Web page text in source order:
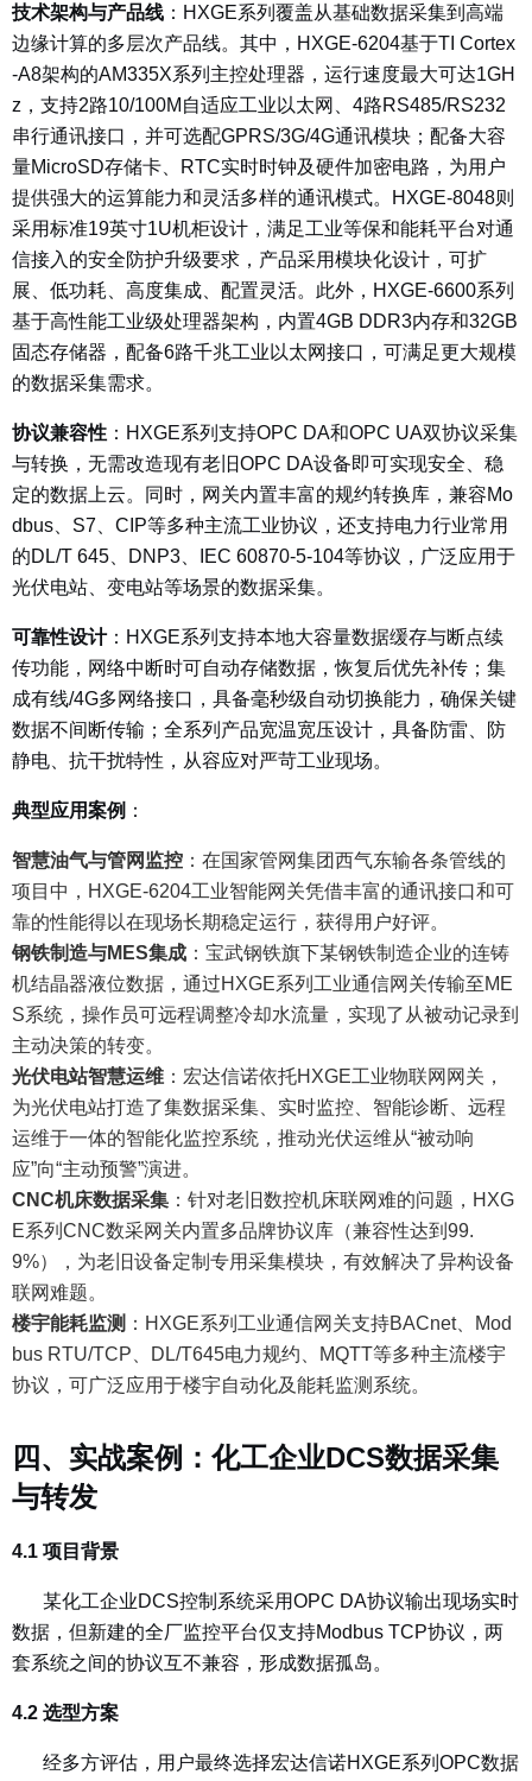
技术架构与产品线 ： HXGE系列覆盖从基础数据采集到高端
边缘计算的多层次产品线。其中，HXGE-6204基于TI Cortex
-A8架构的AM335X系列主控处理器，运行速度最大可达1GH
z，支持2路10/100M自适应工业以太网、4路RS485/RS232
串行通讯接口，并可选配GPRS/3G/4G通讯模块；配备大容
量MicroSD存储卡、RTC实时时钟及硬件加密电路，为用户
提供强大的运算能力和灵活多样的通讯模式。HXGE-8048则
采用标准19英寸1U机柜设计，满足工业等保和能耗平台对通
信接入的安全防护升级要求，产品采用模块化设计，可扩
展、低功耗、高度集成、配置灵活。此外，HXGE-6600系列
基于高性能工业级处理器架构，内置4GB DDR3内存和32GB
固态存储器，配备6路千兆工业以太网接口，可满足更大规模
的数据采集需求。
协议兼容性 ： HXGE系列支持OPC DA和OPC UA双协议采集
与转换，无需改造现有老旧OPC DA设备即可实现安全、稳
定的数据上云。同时，网关内置丰富的规约转换库，兼容Mo
dbus、S7、CIP等多种主流工业协议，还支持电力行业常用
的DL/T 645、DNP3、IEC 60870-5-104等协议，广泛应用于
光伏电站、变电站等场景的数据采集。
可靠性设计： HXGE系列支持本地大容量数据缓存与断点续
传功能，网络中断时可自动存储数据，恢复后优先补传；集
成有线/4G多网络接口，具备毫秒级自动切换能力，确保关键
数据不间断传输；全系列产品宽温宽压设计，具备防雷、防
静电、抗干扰特性，从容应对严苛工业现场。
典型应用案例 ：
智慧油气与管网监控 ： 在国家管网集团西气东输各条管线的
项目中，HXGE-6204工业智能网关凭借丰富的通讯接口和可
靠的性能得以在现场长期稳定运行，获得用户好评。
钢铁制造与MES集成 ： 宝武钢铁旗下某钢铁制造企业的连铸
机结晶器液位数据，通过HXGE系列工业通信网关传输至ME
S系统，操作员可远程调整冷却水流量，实现了从被动记录到
主动决策的转变。
光伏电站智慧运维 ： 宏达信诺依托HXGE工业物联网网关，
为光伏电站打造了集数据采集、实时监控、智能诊断、远程
运维于一体的智能化监控系统，推动光伏运维从“被动响
应”向“主动预警”演进。
CNC机床数据采集 ： 针对老旧数控机床联网难的问题，HXG
E系列CNC数采网关内置多品牌协议库（兼容性达到99.
9%），为老旧设备定制专用采集模块，有效解决了异构设备
联网难题。
楼宇能耗监测 ： HXGE系列工业通信网关支持BACnet、Mod
bus RTU/TCP、DL/T645电力规约、MQTT等多种主流楼宇
协议，可广泛应用于楼宇自动化及能耗监测系统。
四、实战案例：化工企业DCS数据采集
与转发
4.1 项目背景
某化工企业DCS控制系统采用OPC DA协议输出现场实时
数据，但新建的全厂监控平台仅支持Modbus TCP协议，两
套系统之间的协议互不兼容，形成数据孤岛。
4.2 选型方案
经多方评估，用户最终选择宏达信诺HXGE系列OPC数据